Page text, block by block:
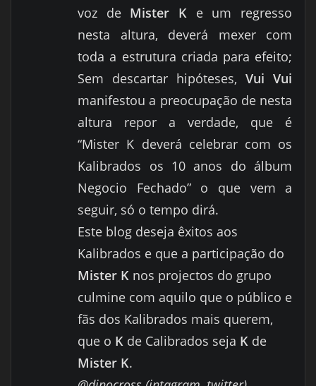
voz de Mister K e um regresso
nesta altura, deverá mexer com
toda a estrutura criada para efeito;
Sem descartar hipóteses,Vui Vui
manifestou a preocupação de nesta
altura repor a verdade, que é
“Mister K deverá celebrar com os
Kalibrados os 10 anos do álbum
Negocio Fechado” o que vem a
seguir, só o tempo dirá.
Este blog deseja êxitos aos
Kalibrados e que a participação do
Mister K nos projectos do grupo
culmine com aquilo que o público e
fãs dos Kalibrados mais querem,
que o K de Calibrados seja K de
Mister K.